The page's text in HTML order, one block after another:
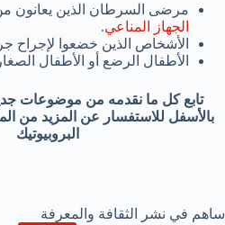
مرضى السرطان الذين يعانون
الجهاز المناعي.
الأشخاص الذين خضعوا لإجراح
الأطفال الرضع أو الأطفال
تابع كل ما نقدمه من موضوعات
بالأسفل للاستفسار عن المزيد من
البروبيوتيك
ساهم في نشر الثقافة والمعرفة